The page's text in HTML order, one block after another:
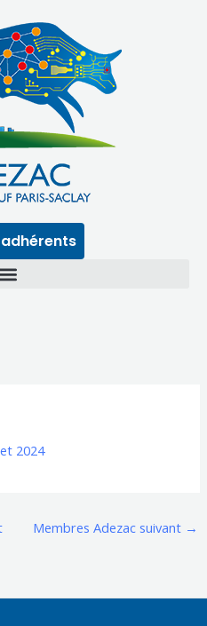
2024
Membres Adezac suivant →